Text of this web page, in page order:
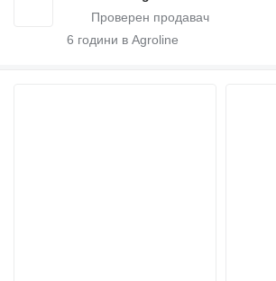
6 години в Agroline